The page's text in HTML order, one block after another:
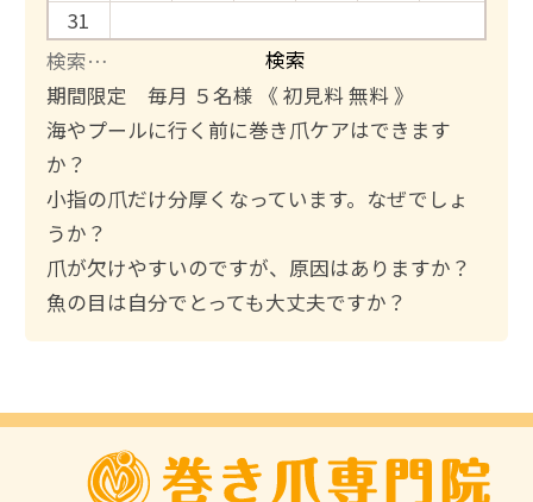
31
検
索
:
期間限定 毎月 ５名様 《 初見料 無料 》
海やプールに行く前に巻き爪ケアはできます
か？
小指の爪だけ分厚くなっています。なぜでしょ
うか？
爪が欠けやすいのですが、原因はありますか？
魚の目は自分でとっても大丈夫ですか？